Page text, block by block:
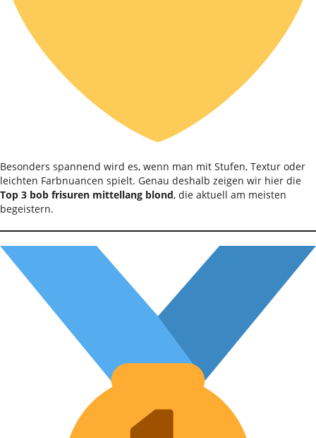
Besonders spannend wird es, wenn man mit Stufen, Textur oder
leichten Farbnuancen spielt. Genau deshalb zeigen wir hier die
Top 3 bob frisuren mittellang blond, die aktuell am meisten
begeistern.